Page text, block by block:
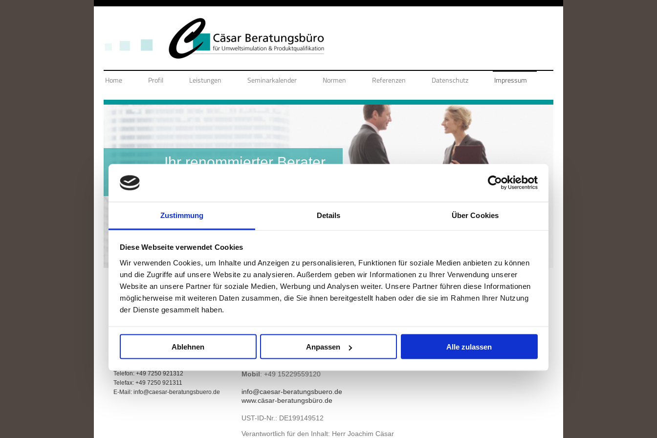
Zustimmung Details Über Cookies
Diese Webseite verwendet Cookies
Wir verwenden Cookies, um Inhalte und Anzeigen zu personalisieren, Funktionen für soziale Medien anbieten zu können
und die Zugriffe auf unsere Website zu analysieren. Außerdem geben wir Informationen zu Ihrer Verwendung unserer
Website an unsere Partner für soziale Medien, Werbung und Analysen weiter. Unsere Partner führen diese Informationen
möglicherweise mit weiteren Daten zusammen, die Sie ihnen bereitgestellt haben oder die sie im Rahmen Ihrer Nutzung
der Dienste gesammelt haben.
Ablehnen Anpassen Alle zulassen
Home Profil Leistungen Seminarkalender Normen Referenzen Datenschutz Impressum
Ihr renommierter Berater
Impressum
Telefon: +49 7250 921312
Mobil: +49 15229559120
info@caesar-beratungsbuero.de
www.cäsar-beratungsbüro.de
UST-ID-Nr.: DE199149512
Verantwortlich für den Inhalt: Herr Joachim Cäsar
Kontakt
Joachim Cäsar
Telefon: +49 7250 921312
Telefax: +49 7250 921311
E-Mail: info@caesar-beratungsbuero.de